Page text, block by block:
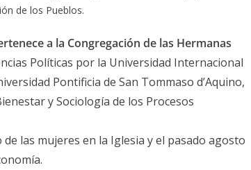
de los Pueblos.
a la Congregación de las Hermanas
Políticas por la Universidad Internacional
Pontificia de San Tommaso d’Aquino,
y Sociología de los Procesos
las mujeres en la Iglesia y el pasado agosto